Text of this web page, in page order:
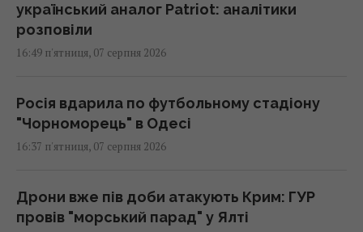
український аналог Patriot: аналітики
розповіли
16:49 п'ятниця, 07 серпня 2026
Росія вдарила по футбольному стадіону
"Чорноморець" в Одесі
16:37 п'ятниця, 07 серпня 2026
Дрони вже пів доби атакують Крим: ГУР
провів "морський парад" у Ялті